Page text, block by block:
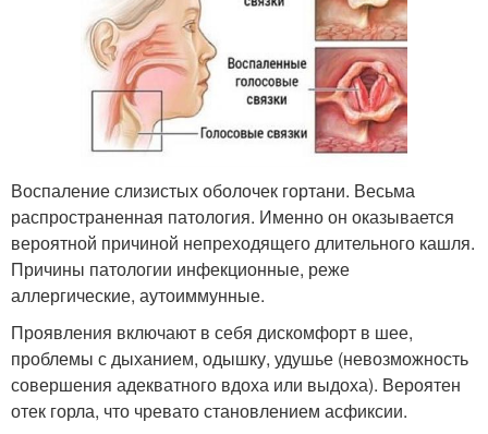
Воспаление слизистых оболочек гортани. Весьма
распространенная патология. Именно он оказывается
вероятной причиной непреходящего длительного кашля.
Причины патологии инфекционные, реже
аллергические, аутоиммунные.
Проявления включают в себя дискомфорт в шее,
проблемы с дыханием, одышку, удушье (невозможность
совершения адекватного вдоха или выдоха). Вероятен
отек горла, что чревато становлением асфиксии.